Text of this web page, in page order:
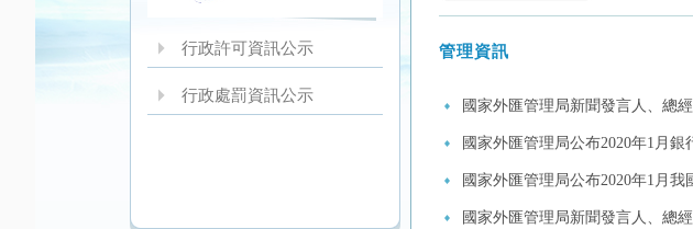
行政許可資訊公示
行政處罰資訊公示
管理資訊
國家外匯管理局新聞發言人、總
國家外匯管理局公布2020年1月銀
國家外匯管理局公布2020年1月我
國家外匯管理局新聞發言人、總